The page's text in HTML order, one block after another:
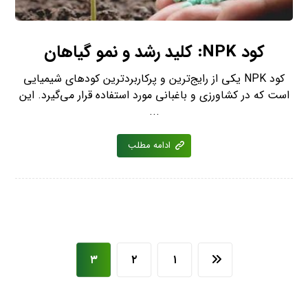
کود NPK: کلید رشد و نمو گیاهان
کود NPK یکی از رایج‌ترین و پرکاربردترین کودهای شیمیایی
است که در کشاورزی و باغبانی مورد استفاده قرار می‌گیرد. این
...
ادامه مطلب
۱ ۲ ۳